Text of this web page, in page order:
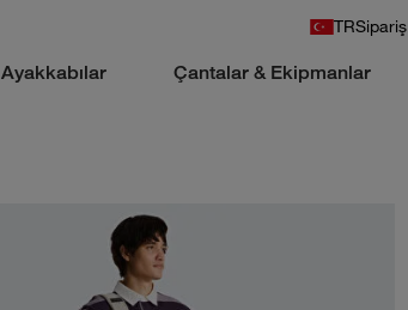
TR
Ayakkabılar Çantalar & Ekipmanlar